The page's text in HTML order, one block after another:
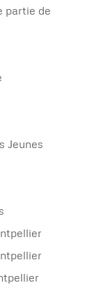
partie de
Jeunes